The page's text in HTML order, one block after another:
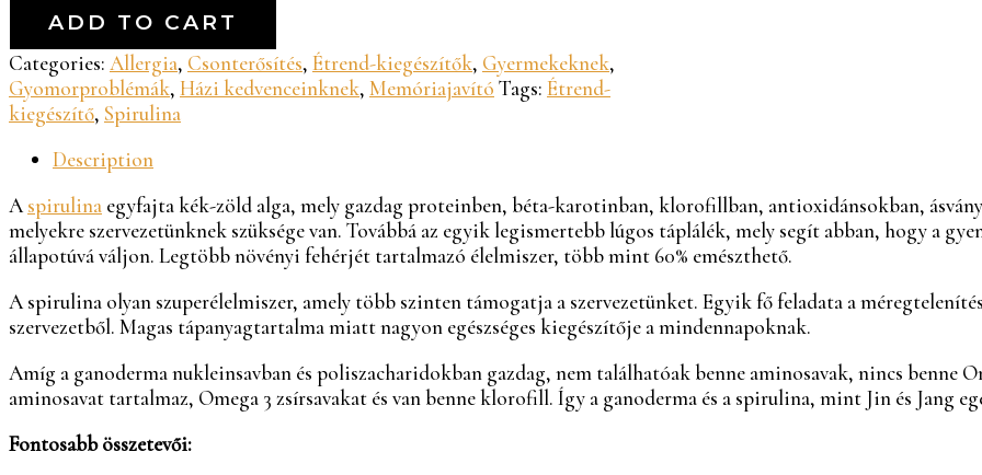
ADD TO CART
Categories: Allergia, Csonterősítés, Étrend-kiegészítők, Gyermekeknek,
Gyomorproblémák, Házi kedvenceinknek, Memóriajavító Tags: Étrend-
kiegészítő, Spirulina
Description
A spirulina egyfajta kék-zöld alga, mely gazdag proteinben, béta-karotinban, klorofillban, antioxidánsokban,
melyekre szervezetünknek szüksége van. Továbbá az egyik legismertebb lúgos táplálék, mely segít abban, hogy a
állapotúvá váljon. Legtöbb növényi fehérjét tartalmazó élelmiszer, több mint 60% emészthető.
A spirulina olyan szuperélelmiszer, amely több szinten támogatja a szervezetünket. Egyik fő feladata a
szervezetből. Magas tápanyagtartalma miatt nagyon egészséges kiegészítője a mindennapoknak.
Amíg a ganoderma nukleinsavban és poliszacharidokban gazdag, nem találhatóak benne aminosavak, nincs benne
aminosavat tartalmaz, Omega 3 zsírsavakat és van benne klorofill. Így a ganoderma és a spirulina, mint Jin és Jang
Fontosabb összetevői: